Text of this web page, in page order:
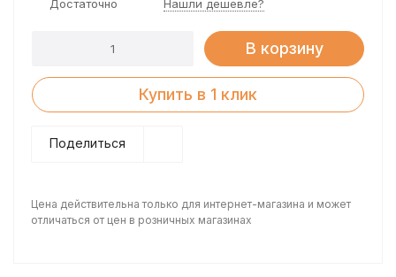
Достаточно Нашли дешевле?
В корзину
Купить в 1 клик
Поделиться
Цена действительна только для интернет-магазина и может
отличаться от цен в розничных магазинах